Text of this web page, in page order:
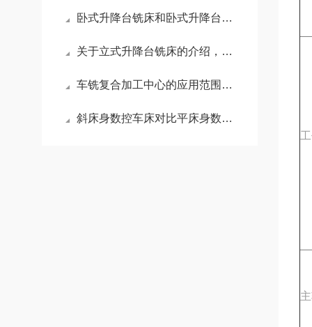
卧式升降台铣床和卧式升降台铣床的区别在哪里呢？
关于立式升降台铣床的介绍，不妨来看看吧！
车铣复合加工中心的应用范围是十分广泛的
斜床身数控车床对比平床身数控车床的优势是什么？